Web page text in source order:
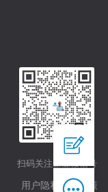
扫码关注企业微信号
用户隐私保护政策
